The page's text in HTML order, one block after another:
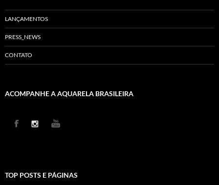
LANÇAMENTOS
PRESS_NEWS
CONTATO
ACOMPANHE A AQUARELA BRASILEIRA
TOP POSTS E PÁGINAS